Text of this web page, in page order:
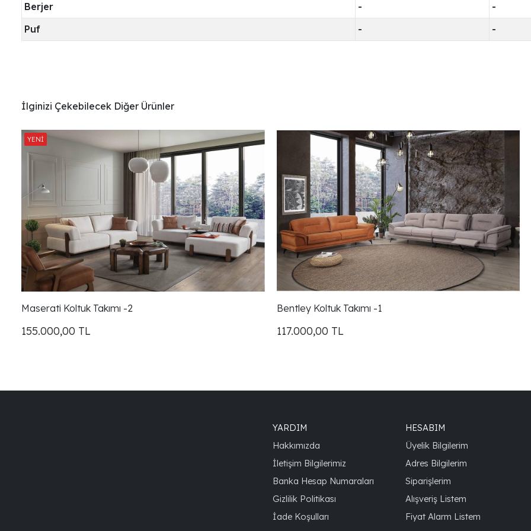
Berjer -
-
Puf
- -
İlginizi Çekebilecek Diğer Ürünler
Maserati Koltuk Takımı -2
155.000,00 TL
Bentley Koltuk Takımı -1
117.000,00 TL
YARDIM
Hakkımızda
İletişim Bilgilerimiz
Banka Hesap Numaraları
Gizlilik Politikası
İade Koşulları
HESABIM
Üyelik Bilgilerim
Adres Bilgilerim
Siparişlerim
Alışveriş Listem
Fiyat Alarm Listem